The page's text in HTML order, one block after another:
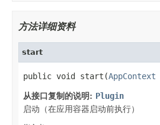
方法详细资料
start
public void start(AppContext
从接口复制的说明: Plugin
启动（在应用容器启动前执行）